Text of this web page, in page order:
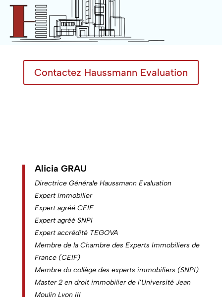
Contactez Haussmann Evaluation
Alicia GRAU
Directrice Générale Haussmann Evaluation
Expert immobilier
Expert agréé CEIF
Expert agréé SNPI
Expert accrédité TEGOVA
Membre de la Chambre des Experts Immobiliers de
France (CEIF)
Membre du collège des experts immobiliers (SNPI)
Master 2 en droit immobilier de l’Université Jean
Moulin Lyon III